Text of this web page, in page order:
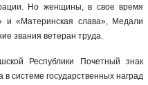
Но женщины, в свое время
и «Материнская слава», Медали
звания ветеран труда.
Республики Почетный знак
системе государственных наград